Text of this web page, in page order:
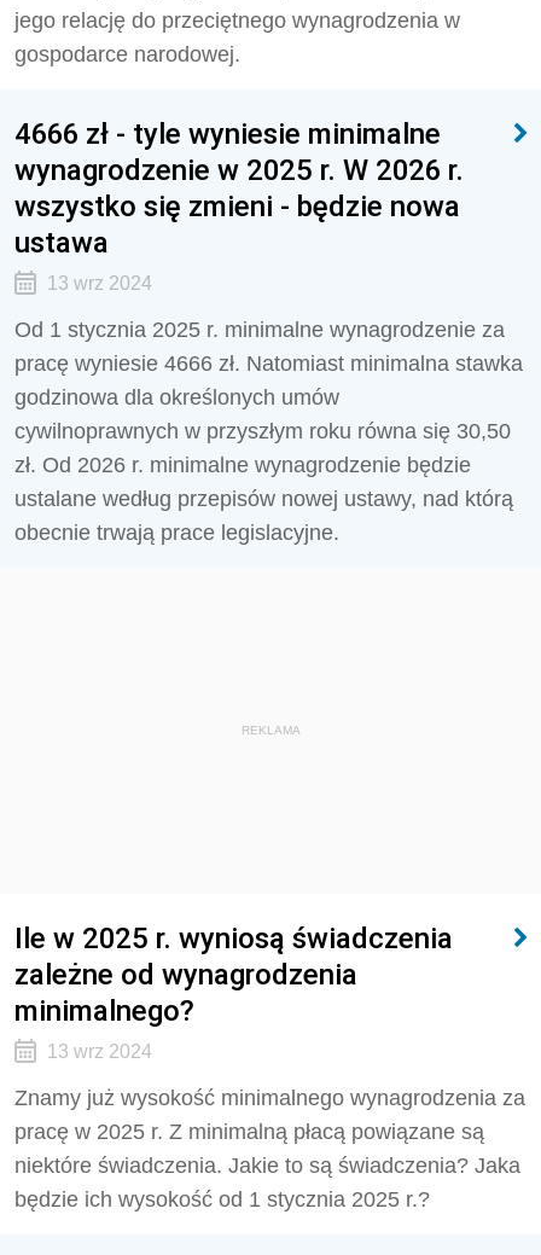
jego relację do przeciętnego wynagrodzenia w
gospodarce narodowej.
4666 zł - tyle wyniesie minimalne
wynagrodzenie w 2025 r. W 2026 r.
wszystko się zmieni - będzie nowa
ustawa
13 wrz 2024
Od 1 stycznia 2025 r. minimalne wynagrodzenie za
pracę wyniesie 4666 zł. Natomiast minimalna stawka
godzinowa dla określonych umów
cywilnoprawnych w przyszłym roku równa się 30,50
zł. Od 2026 r. minimalne wynagrodzenie będzie
ustalane według przepisów nowej ustawy, nad którą
obecnie trwają prace legislacyjne.
REKLAMA
Ile w 2025 r. wyniosą świadczenia
zależne od wynagrodzenia
minimalnego?
13 wrz 2024
Znamy już wysokość minimalnego wynagrodzenia za
pracę w 2025 r. Z minimalną płacą powiązane są
niektóre świadczenia. Jakie to są świadczenia? Jaka
będzie ich wysokość od 1 stycznia 2025 r.?